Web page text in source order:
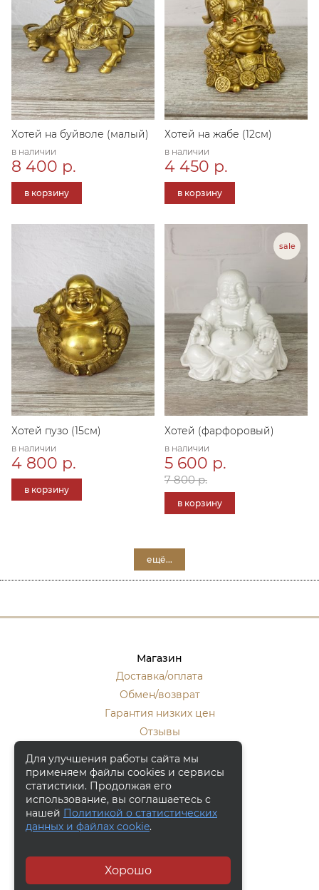
Хотей на буйволе (малый)
в наличии
8 400 р.
в корзину
Хотей на жабе (12см)
в наличии
4 450 р.
в корзину
Хотей пузо (15см)
в наличии
4 800 р.
в корзину
Хотей (фарфоровый)
в наличии
5 600 р.
7 800 р.
в корзину
ещё...
Магазин
Доставка/оплата
Обмен/возврат
Гарантия низких цен
Отзывы
Контакты
Москва, ул. Кулакова 20, к.1.
+7 (916) 133-50-10
Заказать обратный звонок
© 2006 - 2026, "Bronza-Market"
Для улучшения работы сайта мы
применяем файлы cookies и сервисы
статистики. Продолжая его
использование, вы соглашаетесь с
нашей Политикой о статистических
данных и файлах cookie.
Хорошо